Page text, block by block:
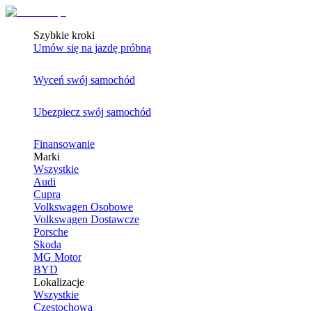
Szybkie kroki
Umów się na jazdę próbną
Wyceń swój samochód
Ubezpiecz swój samochód
Finansowanie
Marki
Wszystkie
Audi
Cupra
Volkswagen Osobowe
Volkswagen Dostawcze
Porsche
Skoda
MG Motor
BYD
Lokalizacje
Wszystkie
Częstochowa